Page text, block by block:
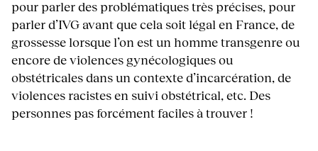
pour parler des problématiques très précises, pour
parler d’IVG avant que cela soit légal en France, de
grossesse lorsque l’on est un homme transgenre ou
encore de violences gynécologiques ou
obstétricales dans un contexte d’incarcération, de
violences racistes en suivi obstétrical, etc. Des
personnes pas forcément faciles à trouver !